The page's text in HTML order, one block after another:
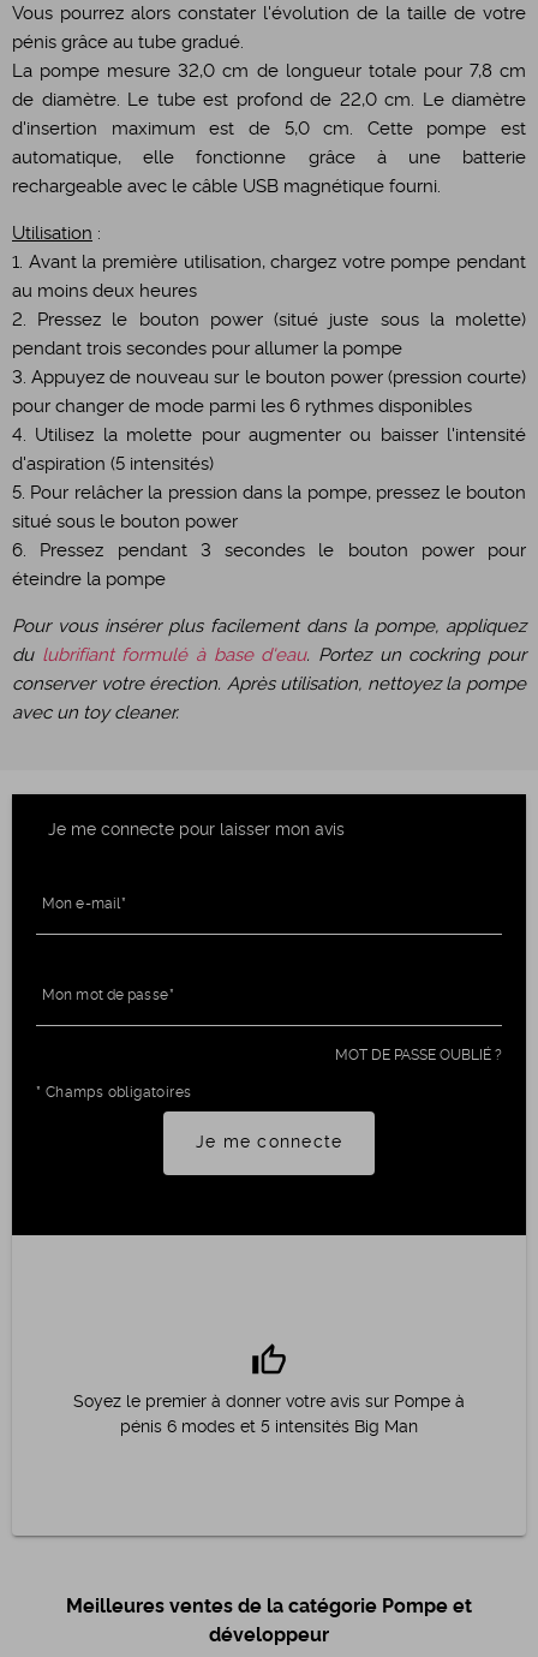
Vous pourrez alors constater l'évolution de la taille de votre
pénis grâce au tube gradué.
La pompe mesure 32,0 cm de longueur totale pour 7,8 cm
de diamètre. Le tube est profond de 22,0 cm. Le diamètre
d'insertion maximum est de 5,0 cm. Cette pompe est
automatique, elle fonctionne grâce à une batterie
rechargeable avec le câble USB magnétique fourni.
Utilisation :
1. Avant la première utilisation, chargez votre pompe pendant
au moins deux heures
2. Pressez le bouton power (situé juste sous la molette)
pendant trois secondes pour allumer la pompe
3. Appuyez de nouveau sur le bouton power (pression courte)
pour changer de mode parmi les 6 rythmes disponibles
4. Utilisez la molette pour augmenter ou baisser l'intensité
d'aspiration (5 intensités)
5. Pour relâcher la pression dans la pompe, pressez le bouton
situé sous le bouton power
6. Pressez pendant 3 secondes le bouton power pour
éteindre la pompe
Pour vous insérer plus facilement dans la pompe, appliquez
du lubrifiant formulé à base d'eau. Portez un cockring pour
conserver votre érection. Après utilisation, nettoyez la pompe
avec un toy cleaner.
Je me connecte pour laisser mon avis
* Champs obligatoires
Mon e-mail
Mon mot de passe
MOT DE PASSE OUBLIÉ ?
Je me connecte
thumb_up
Soyez le premier à donner votre avis sur Pompe à
pénis 6 modes et 5 intensités Big Man
Meilleures ventes de la catégorie Pompe et
développeur